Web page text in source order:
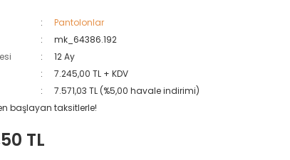
Pantolonlar
mk_64386.192
12 Ay
7.245,00 TL + KDV
7.571,03 TL (%5,00 havale indirimi)
başlayan taksitlerle!
TL